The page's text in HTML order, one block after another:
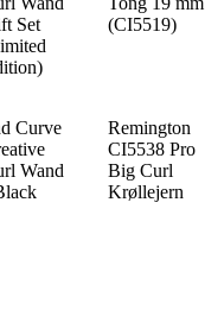
Set
(CI5519)
Curve
Wand
Remington
CI5538 Pro
Big Curl
Krøllejern